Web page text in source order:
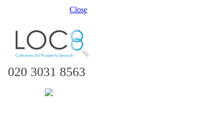
Close
020 3031 8563